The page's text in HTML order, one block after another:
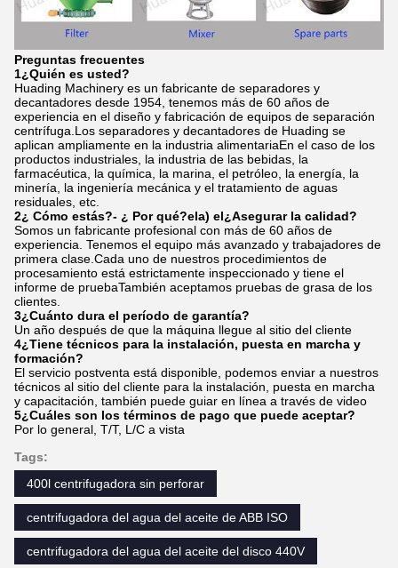
Preguntas frecuentes
1¿Quién es usted?
Huading Machinery es un fabricante de separadores y
decantadores desde 1954, tenemos más de 60 años de
experiencia en el diseño y fabricación de equipos de separación
centrífuga.Los separadores y decantadores de Huading se
aplican ampliamente en la industria alimentariaEn el caso de los
productos industriales, la industria de las bebidas, la
farmacéutica, la química, la marina, el petróleo, la energía, la
minería, la ingeniería mecánica y el tratamiento de aguas
residuales, etc.
2¿ Cómo estás?- ¿ Por qué?ela) el¿Asegurar la calidad?
Somos un fabricante profesional con más de 60 años de
experiencia. Tenemos el equipo más avanzado y trabajadores de
primera clase.Cada uno de nuestros procedimientos de
procesamiento está estrictamente inspeccionado y tiene el
informe de pruebaTambién aceptamos pruebas de grasa de los
clientes.
3¿Cuánto dura el período de garantía?
Un año después de que la máquina llegue al sitio del cliente
4¿Tiene técnicos para la instalación, puesta en marcha y
formación?
El servicio postventa está disponible, podemos enviar a nuestros
técnicos al sitio del cliente para la instalación, puesta en marcha
y capacitación, también puede guiar en línea a través de video
5¿Cuáles son los términos de pago que puede aceptar?
Por lo general, T/T, L/C a vista
Tags:
400l centrifugadora sin perforar
centrifugadora del agua del aceite de ABB ISO
centrifugadora del agua del aceite del disco 440V